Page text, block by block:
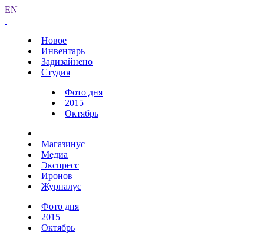
EN
Новое
Инвентарь
Задизайнено
Студия
Фото дня
2015
Октябрь
Магазинус
Медиа
Экспресс
Иронов
Журналус
Фото дня
2015
Октябрь